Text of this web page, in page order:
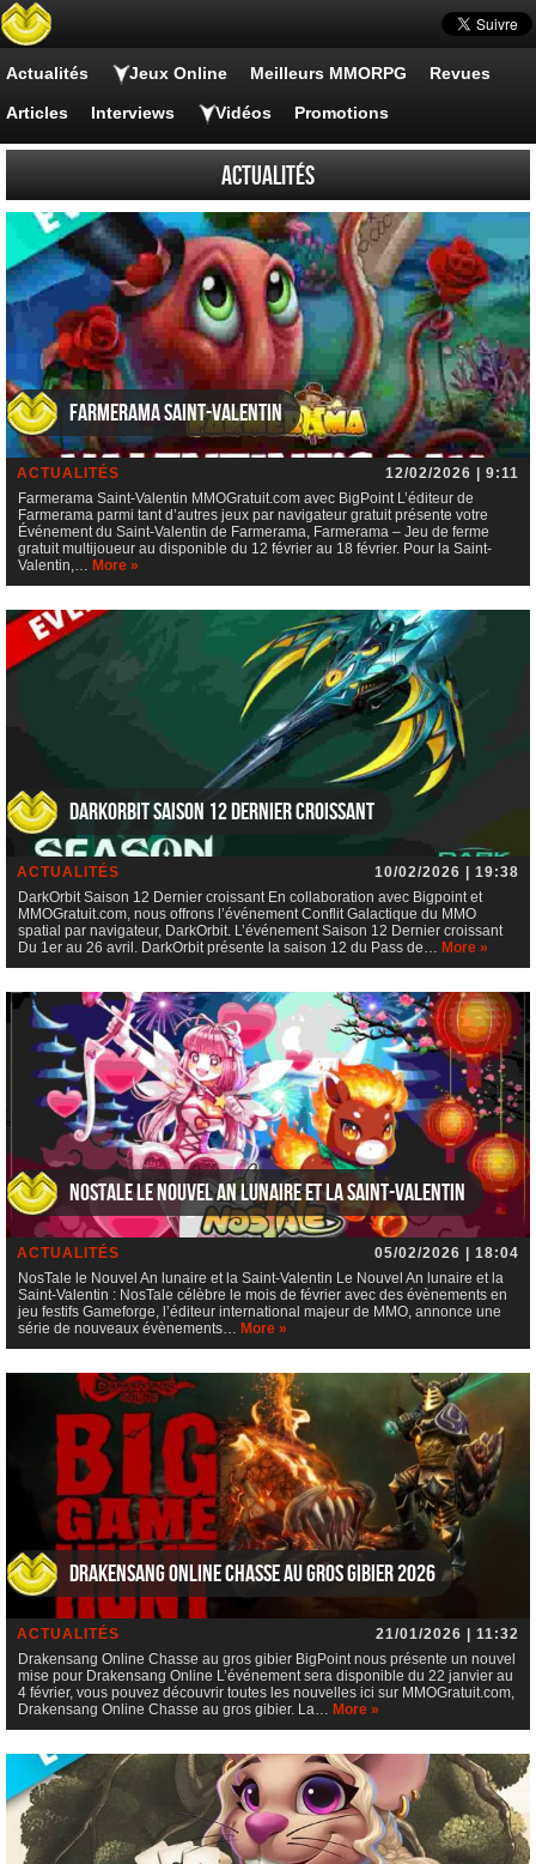
Actualités Jeux Online Meilleurs MMORPG Revues
Articles Interviews Vidéos Promotions
Actualités
Farmerama Saint-Valentin
ACTUALITÉS
12/02/2026 | 9:11
Farmerama Saint-Valentin MMOGratuit.com avec BigPoint L’éditeur de
Farmerama parmi tant d’autres jeux par navigateur gratuit présente votre
Événement du Saint-Valentin de Farmerama, Farmerama – Jeu de ferme
gratuit multijoueur au disponible du 12 février au 18 février. Pour la Saint-
Valentin,… More »
DarkOrbit Saison 12 Dernier croissant
ACTUALITÉS
10/02/2026 | 19:38
DarkOrbit Saison 12 Dernier croissant En collaboration avec Bigpoint et
MMOGratuit.com, nous offrons l’événement Conflit Galactique du MMO
spatial par navigateur, DarkOrbit. L’événement Saison 12 Dernier croissant
Du 1er au 26 avril. DarkOrbit présente la saison 12 du Pass de… More »
NosTale le Nouvel An lunaire et la Saint-Valentin
ACTUALITÉS
05/02/2026 | 18:04
NosTale le Nouvel An lunaire et la Saint-Valentin Le Nouvel An lunaire et la
Saint-Valentin : NosTale célèbre le mois de février avec des évènements en
jeu festifs Gameforge, l’éditeur international majeur de MMO, annonce une
série de nouveaux évènements… More »
Drakensang Online Chasse au gros gibier 2026
ACTUALITÉS
21/01/2026 | 11:32
Drakensang Online Chasse au gros gibier BigPoint nous présente un nouvel
mise pour Drakensang Online L’événement sera disponible du 22 janvier au
4 février, vous pouvez découvrir toutes les nouvelles ici sur MMOGratuit.com,
Drakensang Online Chasse au gros gibier. La… More »